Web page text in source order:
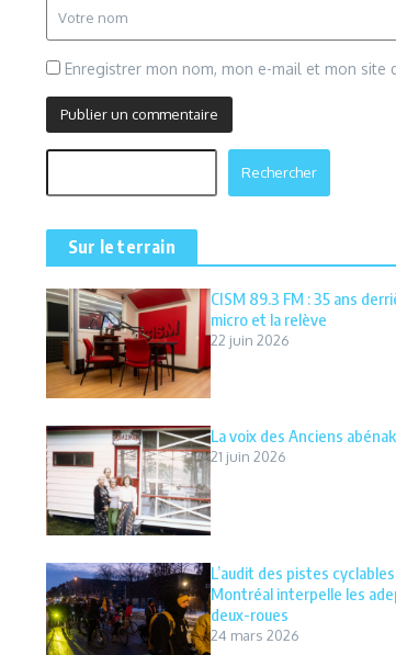
Enregistrer mon nom, mon e-mail et mon
Rechercher
Sur le terrain
CISM 89.3 FM : 35 ans
micro et la relève
22 juin 2026
La voix des Anciens
21 juin 2026
L’audit des pistes
Montréal interpelle les
deux-roues
24 mars 2026